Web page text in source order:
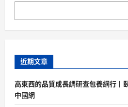
近期文章
高東西的品質成長調研查包養網行丨
中國網